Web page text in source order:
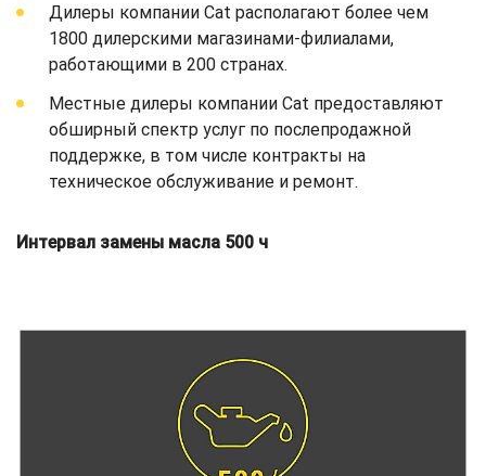
Дилеры компании Cat располагают более чем
1800 дилерскими магазинами-филиалами,
работающими в 200 странах.
Местные дилеры компании Cat предоставляют
обширный спектр услуг по послепродажной
поддержке, в том числе контракты на
техническое обслуживание и ремонт.
Интервал замены масла 500 ч